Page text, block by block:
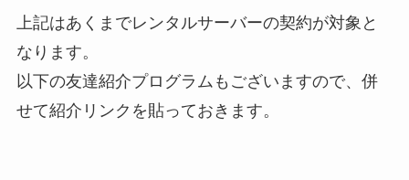
上記はあくまでレンタルサーバーの契約が対象と
なります。
以下の友達紹介プログラムもございますので、併
せて紹介リンクを貼っておきます。